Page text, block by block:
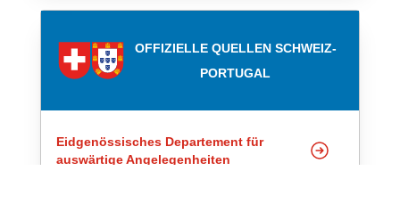
OFFIZIELLE QUELLEN SCHWEIZ-
PORTUGAL
Eidgenössisches Departement für
auswärtige Angelegenheiten